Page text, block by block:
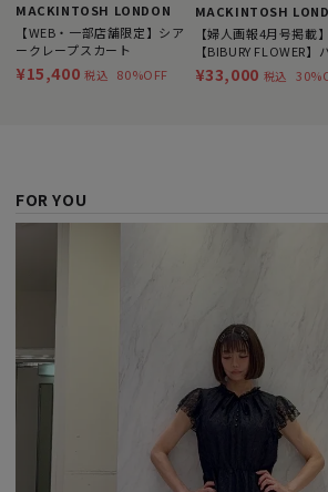
MACKINTOSH LONDON
【WEB・一部店舗限定】シア
ークレープスカート
¥15,400 税込 80%OFF
MACKINTOSH
【婦人画報4月号掲載】
【BIBURY FLOWER】
ーオーガンジースカー
¥33,000 税込
FOR YOU